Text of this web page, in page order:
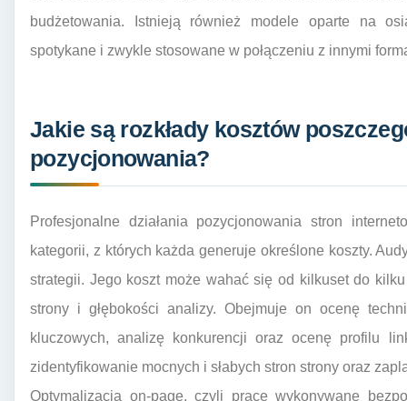
budżetowania. Istnieją również modele oparte na
spotykane i zwykle stosowane w połączeniu z innymi
Jakie są rozkłady kosztów
pozycjonowania?
Profesjonalne działania pozycjonowania stron
kategorii, z których każda generuje określone koszty.
strategii. Jego koszt może wahać się od kilkuset do
strony i głębokości analizy. Obejmuje on ocenę
kluczowych, analizę konkurencji oraz ocenę profilu
zidentyfikowanie mocnych i słabych stron strony oraz
Optymalizacja on-page, czyli prace wykonywane